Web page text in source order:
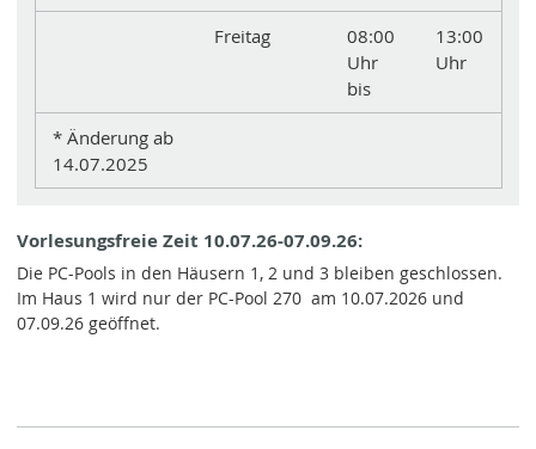
Freitag
08:00
Uhr
bis
13:00
Uhr
* Änderung ab
14.07.2025
Vorlesungsfreie Zeit 10.07.26-07.09.26:
Die PC-Pools in den Häusern 1, 2 und 3 bleiben geschlossen.
Im Haus 1 wird nur der PC-Pool 270 am 10.07.2026 und
07.09.26 geöffnet.